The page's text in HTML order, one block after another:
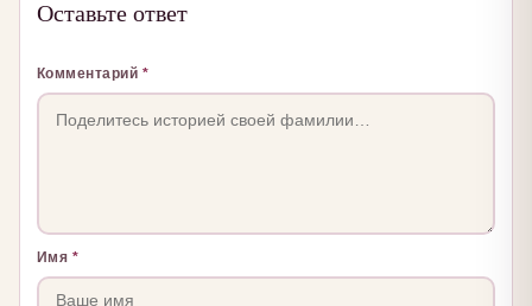
Оставьте ответ
Комментарий *
Имя *